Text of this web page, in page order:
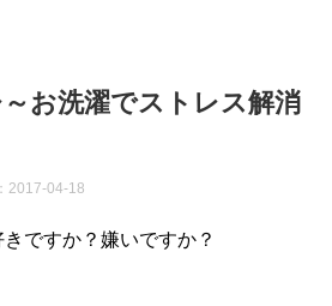
お洗濯でストレス解消
2017-04-18
ですか？嫌いですか？